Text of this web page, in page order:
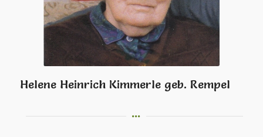
Helene Heinrich Kimmerle geb. Rempel